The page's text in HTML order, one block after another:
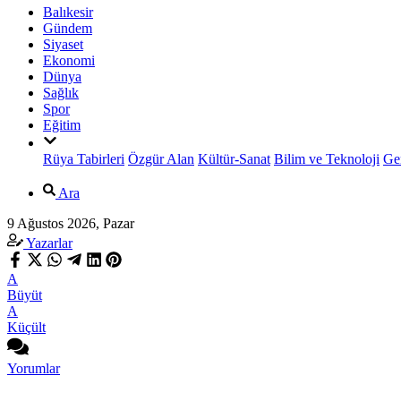
Balıkesir
Gündem
Siyaset
Ekonomi
Dünya
Sağlık
Spor
Eğitim
Rüya Tabirleri Özgür Alan Kültür-Sanat Bilim ve Teknoloji
Ara
9 Ağustos 2026, Pazar
Yazarlar
A
Büyüt
A
Küçült
Yorumlar